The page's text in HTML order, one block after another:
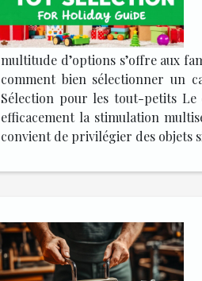
multitude d’options s’offre aux
comment bien sélectionner un
Sélection pour les tout-petits
efficacement la stimulation
convient de privilégier des objets